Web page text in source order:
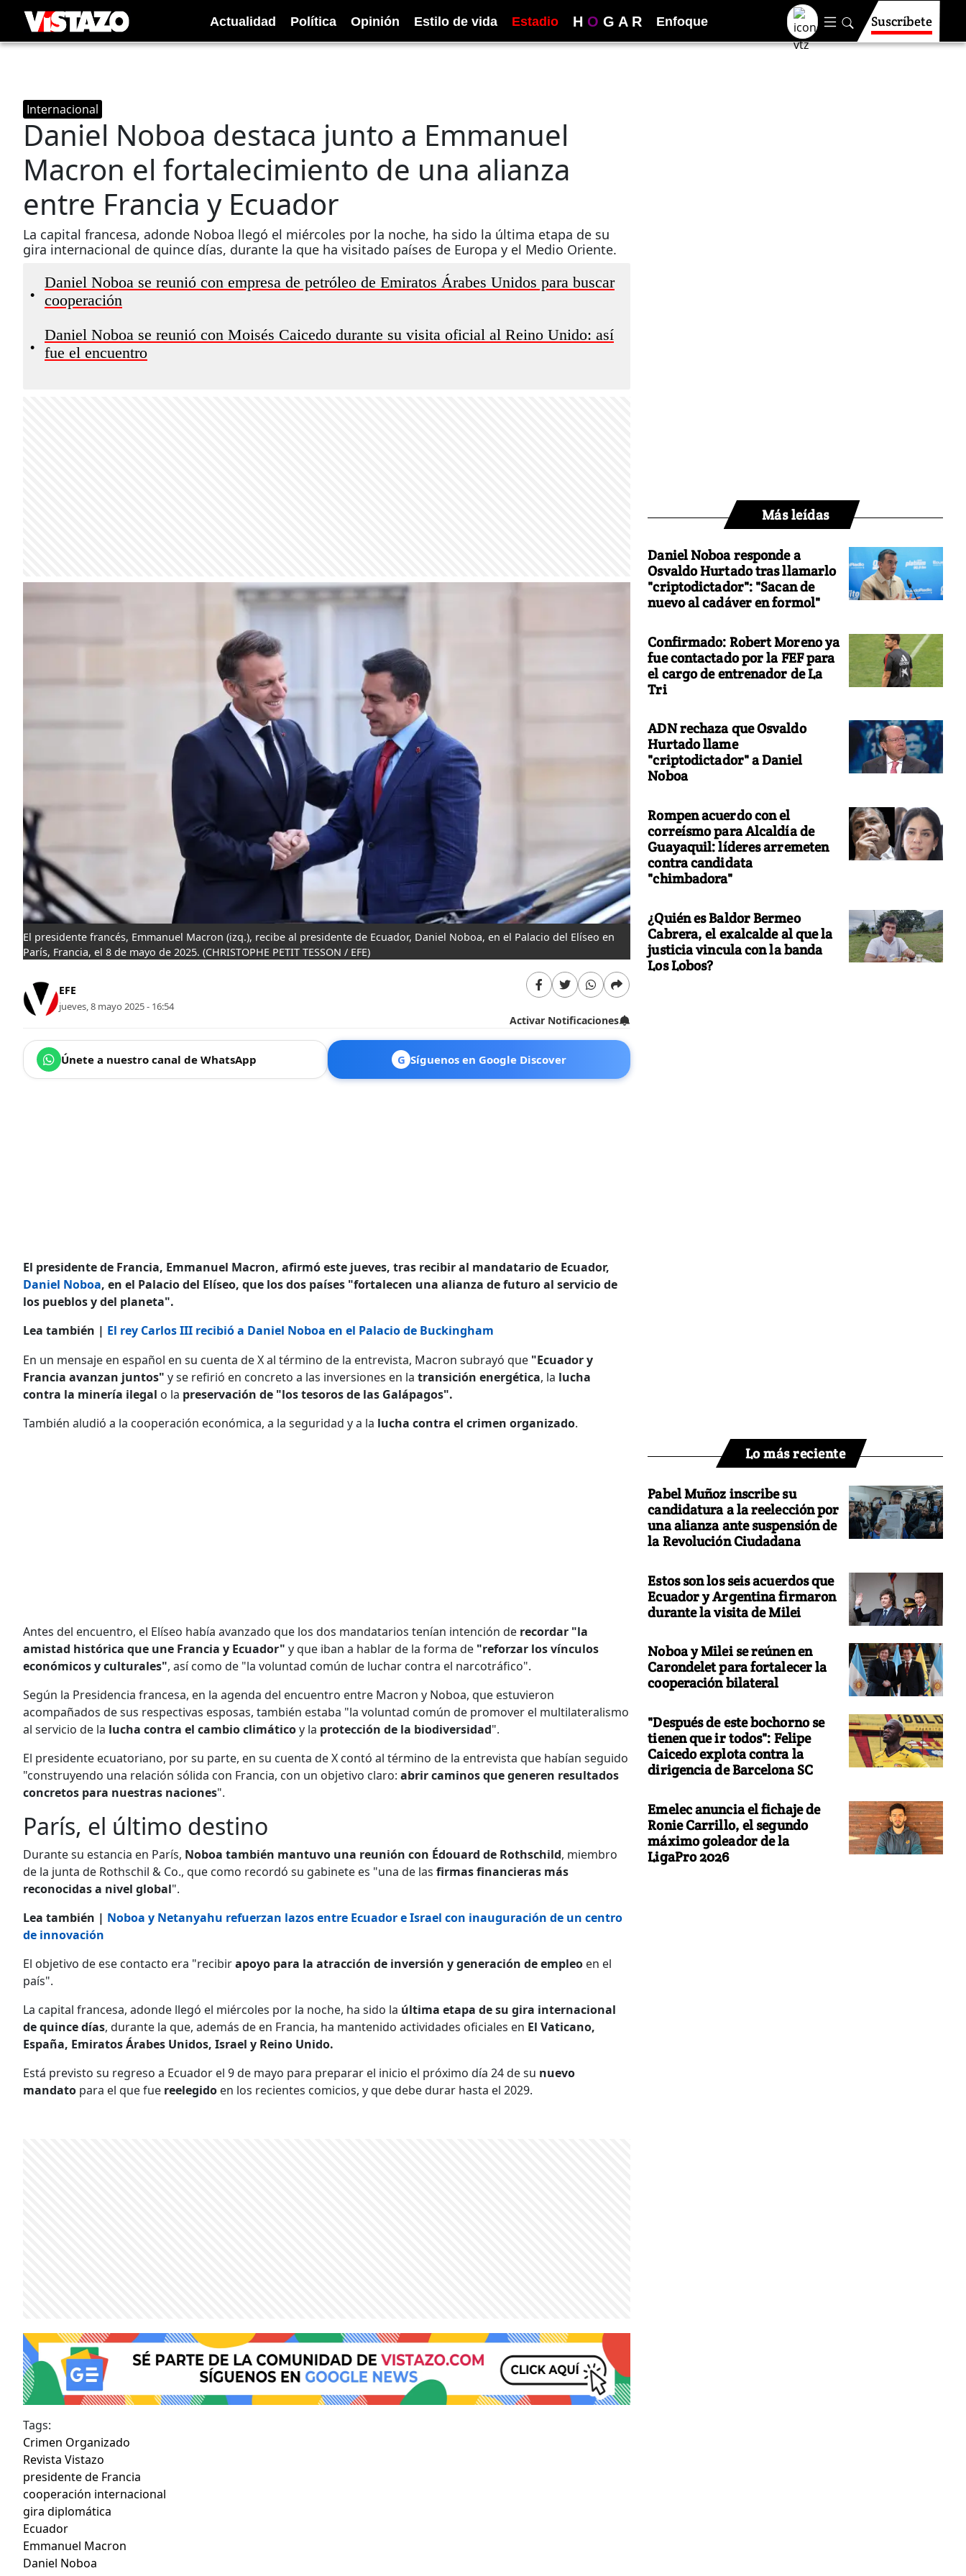
Actualidad Política Opinión Estilo de vida Estadio H O G A R Enfoque Suscríbete
Internacional
Daniel Noboa destaca junto a Emmanuel
Macron el fortalecimiento de una alianza
entre Francia y Ecuador
La capital francesa, adonde Noboa llegó el miércoles por la noche, ha sido la última etapa de su
gira internacional de quince días, durante la que ha visitado países de Europa y el Medio Oriente.
•
Daniel Noboa se reunió con empresa de petróleo de Emiratos Árabes Unidos para buscar
cooperación
•
Daniel Noboa se reunió con Moisés Caicedo durante su visita oficial al Reino Unido: así
fue el encuentro
El presidente francés, Emmanuel Macron (izq.), recibe al presidente de Ecuador, Daniel Noboa, en el Palacio del Elíseo en
París, Francia, el 8 de mayo de 2025. (CHRISTOPHE PETIT TESSON / EFE)
EFE
jueves, 8 mayo 2025 - 16:54
Activar Notificaciones
Únete a nuestro canal de WhatsApp G Síguenos en Google Discover
El presidente de Francia, Emmanuel Macron, afirmó este jueves, tras recibir al mandatario de Ecuador,
Daniel Noboa, en el Palacio del Elíseo, que los dos países "fortalecen una alianza de futuro al servicio de
los pueblos y del planeta".
Lea también | El rey Carlos III recibió a Daniel Noboa en el Palacio de Buckingham
En un mensaje en español en su cuenta de X al término de la entrevista, Macron subrayó que "Ecuador y
Francia avanzan juntos" y se refirió en concreto a las inversiones en la transición energética, la lucha
contra la minería ilegal o la preservación de "los tesoros de las Galápagos".
También aludió a la cooperación económica, a la seguridad y a la lucha contra el crimen organizado.
Antes del encuentro, el Elíseo había avanzado que los dos mandatarios tenían intención de recordar "la
amistad histórica que une Francia y Ecuador" y que iban a hablar de la forma de "reforzar los vínculos
económicos y culturales", así como de "la voluntad común de luchar contra el narcotráfico".
Según la Presidencia francesa, en la agenda del encuentro entre Macron y Noboa, que estuvieron
acompañados de sus respectivas esposas, también estaba "la voluntad común de promover el multilateralismo
al servicio de la lucha contra el cambio climáticoy la protección de la biodiversidad".
El presidente ecuatoriano, por su parte, en su cuenta de X contó al término de la entrevista que habían seguido
"construyendo una relación sólida con Francia, con un objetivo claro: abrir caminos que generen resultados
concretos para nuestras naciones".
París, el último destino
Durante su estancia en París, Noboa también mantuvo una reunión con Édouard de Rothschild, miembro
de la junta de Rothschil & Co., que como recordó su gabinete es "una de las firmas financieras más
reconocidas a nivel global".
Lea también | Noboa y Netanyahu refuerzan lazos entre Ecuador e Israel con inauguración de un centro
de innovación
El objetivo de ese contacto era "recibirapoyo para la atracción de inversión y generación de empleo en el
país".
La capital francesa, adonde llegó el miércoles por la noche, ha sido la última etapa de su gira internacional
de quince días, durante la que, además de en Francia, ha mantenido actividades oficiales en El Vaticano,
España, Emiratos Árabes Unidos, Israel y Reino Unido.
Está previsto su regreso a Ecuador el 9 de mayo para preparar el inicio el próximo día 24 de su nuevo
mandato para el que fue reelegido en los recientes comicios, y que debe durar hasta el 2029.
Tags:
Crimen Organizado
Revista Vistazo
presidente de Francia
cooperación internacional
gira diplomática
Ecuador
Emmanuel Macron
Daniel Noboa
Más leídas
Daniel Noboa responde a
Osvaldo Hurtado tras llamarlo
"criptodictador": "Sacan de
nuevo al cadáver en formol"
Confirmado: Robert Moreno ya
fue contactado por la FEF para
el cargo de entrenador de La
Tri
ADN rechaza que Osvaldo
Hurtado llame
"criptodictador" a Daniel
Noboa
Rompen acuerdo con el
correísmo para Alcaldía de
Guayaquil: líderes arremeten
contra candidata
"chimbadora"
¿Quién es Baldor Bermeo
Cabrera, el exalcalde al que la
justicia vincula con la banda
Los Lobos?
Lo más reciente
Pabel Muñoz inscribe su
candidatura a la reelección por
una alianza ante suspensión de
la Revolución Ciudadana
Estos son los seis acuerdos que
Ecuador y Argentina firmaron
durante la visita de Milei
Noboa y Milei se reúnen en
Carondelet para fortalecer la
cooperación bilateral
"Después de este bochorno se
tienen que ir todos": Felipe
Caicedo explota contra la
dirigencia de Barcelona SC
Emelec anuncia el fichaje de
Ronie Carrillo, el segundo
máximo goleador de la
LigaPro 2026